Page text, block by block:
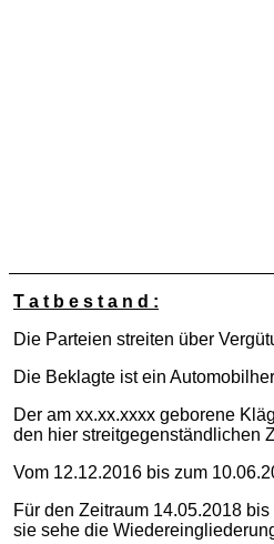
T a t b e s t a n d :
Die Parteien streiten über
Die Beklagte ist ein
Der am xx.xx.xxxx geborene
den hier streitgegenständlichen
Vom 12.12.2016 bis zum
Für den Zeitraum 14.05.2018
sie sehe die